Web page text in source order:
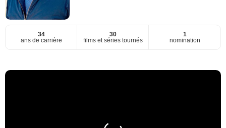
34
ans de carrière
30
films et séries tournés
1
nomination